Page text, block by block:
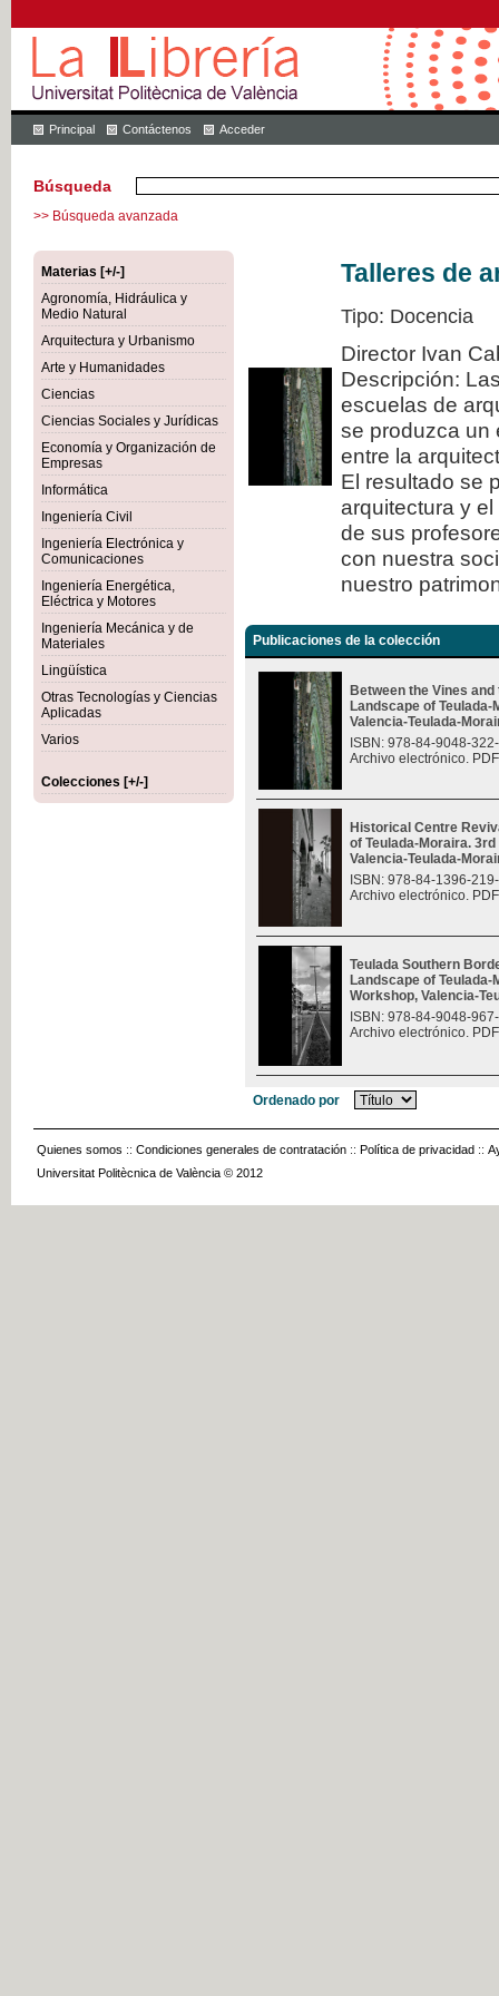
Principal Contáctenos Acceder
Búsqueda
>> Búsqueda avanzada
Materias [+/-]
Agronomía, Hidráulica y
Medio Natural
Arquitectura y Urbanismo
Arte y Humanidades
Ciencias
Ciencias Sociales y Jurídicas
Economía y Organización de
Empresas
Informática
Ingeniería Civil
Ingeniería Electrónica y
Comunicaciones
Ingeniería Energética,
Eléctrica y Motores
Ingeniería Mecánica y de
Materiales
Lingüística
Otras Tecnologías y Ciencias
Aplicadas
Varios
Colecciones [+/-]
Talleres de
Tipo: Docencia
Director Ivan
Descripción:
escuelas de
se produzca un
entre la
El resultado se
arquitectura y
de sus
con nuestra
nuestro
Publicaciones de la colección
Between the Vines
Landscape of
Valencia-Teulada-
ISBN: 978-84-9048-
Archivo electrónico.
Historical Centre
of Teulada-Moraira.
Valencia-Teulada-
ISBN: 978-84-1396-
Archivo electrónico.
Teulada Southern
Landscape of
Workshop, Valencia-
ISBN: 978-84-9048-
Archivo electrónico.
Ordenado por
Quienes somos :: Condiciones generales de contratación :: Política de privacidad ::
Universitat Politècnica de València © 2012